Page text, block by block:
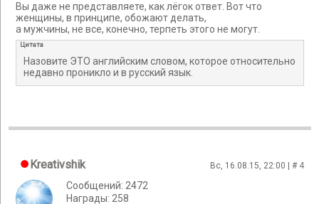
Вы даже не представляете, как лёгок ответ. Вот что
женщины, в принципе, обожают делать,
а мужчины, не все, конечно, терпеть этого не могут.
Цитата
Назовите ЭТО английским словом, которое относительно
недавно проникло и в русский язык.
Kreativshik Вс, 16.08.15, 22:00 | # 4
Сообщений: 2472
Награды: 258